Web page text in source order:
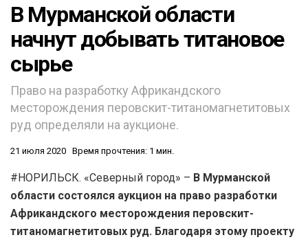
В Мурманской области
начнут добывать титановое
сырье
Право на разработку Африкандского
месторождения перовскит-титаномагнетитовых
руд определяли на аукционе.
21 июля 2020 Время прочтения: 1 мин.
#НОРИЛЬСК. «Северный город» – В Мурманской
области состоялся аукцион на право разработки
Африкандского месторождения перовскит-
титаномагнетитовых руд. Благодаря этому проекту